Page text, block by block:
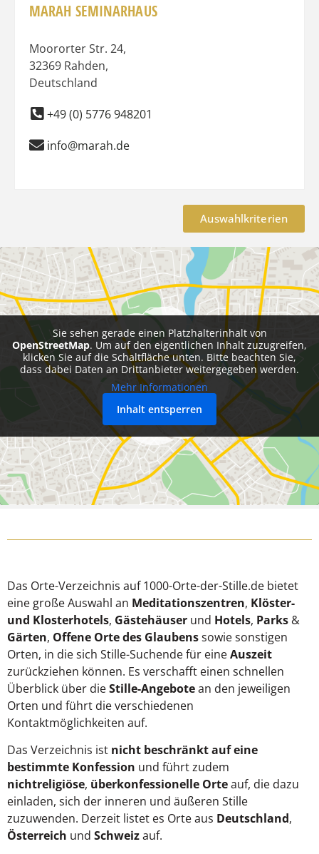
MARAH SEMINARHAUS
Moororter Str. 24,
32369 Rahden,
Deutschland
+49 (0) 5776 948201
info@marah.de
Auswahlkriterien
Sie sehen gerade einen Platzhalterinhalt von
OpenStreetMap. Um auf den eigentlichen Inhalt zuzugreifen,
klicken Sie auf die Schaltfläche unten. Bitte beachten Sie,
dass dabei Daten an Drittanbieter weitergegeben werden.
Mehr Informationen
Inhalt entsperren
Das Orte-Verzeichnis auf 1000-Orte-der-Stille.de bietet
eine große Auswahl an Meditationszentren, Klöster-
und Klosterhotels, Gästehäuser und Hotels, Parks &
Gärten, Offene Orte des Glaubenssowie sonstigen
Orten, in die sich Stille-Suchende für eineAuszeit
zurückziehen können. Es verschafft einen schnellen
Überblick über dieStille-Angebotean den jeweiligen
Orten und führt die verschiedenen
Kontaktmöglichkeiten auf.
Das Verzeichnis ist nicht beschränkt auf eine
bestimmte Konfession und führt zudem
nichtreligiöse, überkonfessionelle Orteauf, die dazu
einladen, sich der inneren und äußeren Stille
zuzuwenden. Derzeit listet es Orte aus Deutschland,
Österreich und Schweizauf.